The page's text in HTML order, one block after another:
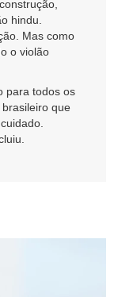
hindu.
Mas como
o violão
para todos os
que